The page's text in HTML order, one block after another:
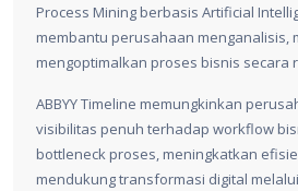
Process Mining berbasis Artificial
membantu perusahaan menganalisis,
mengoptimalkan proses bisnis secara
ABBYY Timeline memungkinkan
visibilitas penuh terhadap workflow
bottleneck proses, meningkatkan
mendukung transformasi digital